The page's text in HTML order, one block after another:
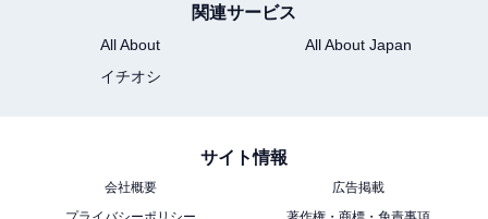
関連サービス
All About
All About Japan
イチオシ
サイト情報
会社概要
広告掲載